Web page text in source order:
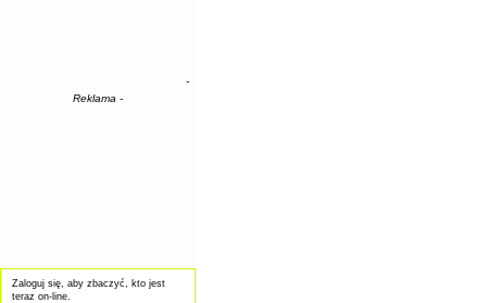
-
Reklama -
Zaloguj się, aby zbaczyć, kto jest
teraz on-line.